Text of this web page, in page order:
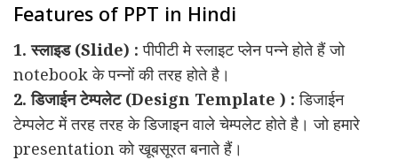
Features of PPT in Hindi
1. स्लाइड (Slide) : पीपीटी मे स्लाइट प्लेन पन्ने होते हैं जो
notebook के पन्नों की तरह होते है।
2. डिजाईन टेम्पलेट (Design Template ) : डिजाईन
टेम्पलेट में तरह तरह के डिजाइन वाले चेम्पलेट होते है। जो हमारे
presentation को खूबसूरत बनाते हैं।